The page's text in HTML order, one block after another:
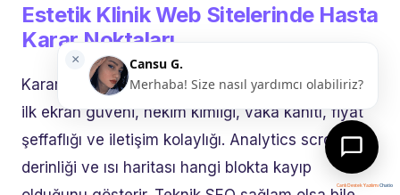
Estetik Klinik Web Sitelerinde Hasta
Karar Noktaları
Karar noktaları estetikte kısa sürede yoğunlaşır:
ilk ekran güveni, hekim kimliği, vaka kanıtı, fiyat
şeffaflığı ve iletişim kolaylığı. Analytics scroll
derinliği ve ısı haritası hangi blokta kayıp
Canlı Destek YazılımıChatio